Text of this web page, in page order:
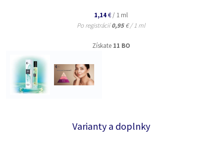
1,14€ / 1 ml
Po registrácií0,95€ / 1 ml
Získate 11 BO
Varianty a doplnky